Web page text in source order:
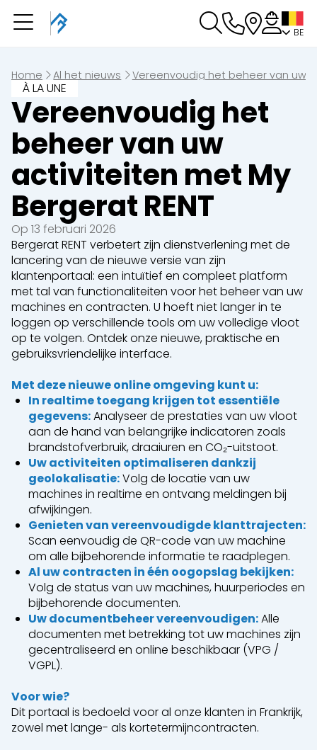
BE
Home Al het nieuws Vereenvoudig het beheer van uw
À LA UNE
Vereenvoudig het
beheer van uw
activiteiten met My
Bergerat RENT
Op 13 februari 2026
Bergerat RENT verbetert zijn dienstverlening met de
lancering van de nieuwe versie van zijn
klantenportaal: een intuïtief en compleet platform
met tal van functionaliteiten voor het beheer van uw
machines en contracten. U hoeft niet langer in te
loggen op verschillende tools om uw volledige vloot
op te volgen. Ontdek onze nieuwe, praktische en
gebruiksvriendelijke interface.
Met deze nieuwe online omgeving kunt u:
In realtime toegang krijgen tot essentiële
gegevens:Analyseer de prestaties van uw vloot
aan de hand van belangrijke indicatoren zoals
brandstofverbruik, draaiuren en CO₂-uitstoot.
Uw activiteiten optimaliseren dankzij
geolokalisatie:Volg de locatie van uw
machines in realtime en ontvang meldingen bij
afwijkingen.
Genieten van vereenvoudigde klanttrajecten:
Scan eenvoudig de QR-code van uw machine
om alle bijbehorende informatie te raadplegen.
Al uw contracten in één oogopslag bekijken:
Volg de status van uw machines, huurperiodes en
bijbehorende documenten.
Uw documentbeheer vereenvoudigen:Alle
documenten met betrekking tot uw machines zijn
gecentraliseerd en online beschikbaar (VPG /
VGPL).
Voor wie?
Dit portaal is bedoeld voor al onze klanten in Frankrijk,
zowel met lange- als kortetermijncontracten.
U heeft een boeking in
U heeft geen boeking in behandeling